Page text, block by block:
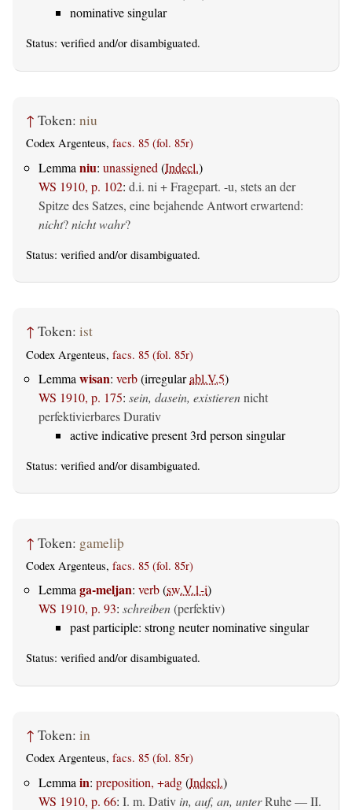
nominative singular
Status: verified and/or disambiguated.
↑ Token: niu
Codex Argenteus, facs. 85 (fol. 85r)
Lemma niu: unassigned (Indecl.)
WS 1910, p. 102: d.i. ni + Fragepart. -u, stets an der
Spitze des Satzes, eine bejahende Antwort erwartend:
nicht?nicht wahr?
Status: verified and/or disambiguated.
↑ Token: ist
Codex Argenteus, facs. 85 (fol. 85r)
Lemma wisan: verb(irregularabl.V.5)
WS 1910, p. 175: sein, dasein, existierennicht
perfektivierbares Durativ
active indicative present 3rd person singular
Status: verified and/or disambiguated.
↑ Token: gameliþ
Codex Argenteus, facs. 85 (fol. 85r)
Lemmaga-meljan: verb(sw.V.1-i)
WS 1910, p. 93: schreiben(perfektiv)
past participle: strong neuter nominative singular
Status: verified and/or disambiguated.
↑ Token: in
Codex Argenteus, facs. 85 (fol. 85r)
Lemma in: preposition, +adg(Indecl.)
WS 1910, p. 66: I. m. Dativ in, auf, an, unterRuhe — II.